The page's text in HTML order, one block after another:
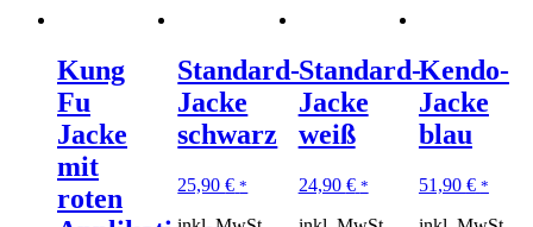
Kung
Fu
Jacke
mit
roten
Standard-
Jacke
schwarz
25,90€ *
Standard-
Jacke
weiß
24,90 € *
Kendo-
Jacke
blau
51,90 € *